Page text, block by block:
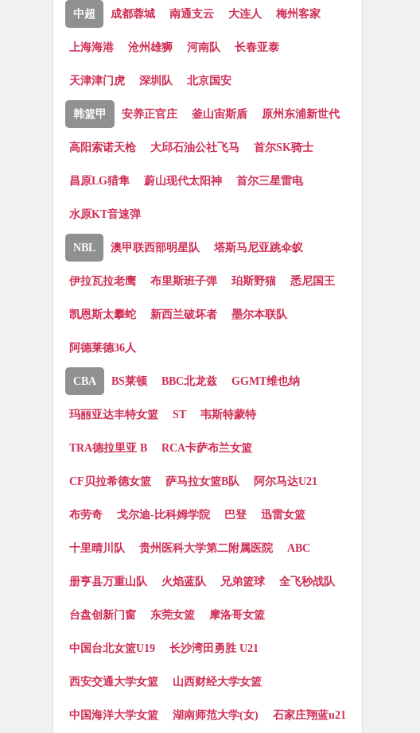
中超 成都蓉城 南通支云 大连人 梅州客家
上海海港 沧州雄狮 河南队 长春亚泰
天津津门虎 深圳队 北京国安
韩篮甲 安养正官庄 釜山宙斯盾 原州东浦新世代
高阳索诺天枪 大邱石油公社飞马 首尔SK骑士
昌原LG猎隼 蔚山现代太阳神 首尔三星雷电
水原KT音速弹
NBL 澳甲联西部明星队 塔斯马尼亚跳伞蚁
伊拉瓦拉老鹰 布里斯班子弹 珀斯野猫 悉尼国王
凯恩斯太攀蛇 新西兰破坏者 墨尔本联队
阿德莱德36人
CBA BS莱顿 BBC北龙兹 GGMT维也纳
玛丽亚达丰特女篮 ST 韦斯特蒙特
TRA德拉里亚 B RCA卡萨布兰女篮
CF贝拉希德女篮 萨马拉女篮B队 阿尔马达U21
布劳奇 戈尔迪-比科姆学院 巴登 迅雷女篮
十里晴川队 贵州医科大学第二附属医院 ABC
册亨县万重山队 火焰蓝队 兄弟篮球 全飞秒战队
台盘创新门窗 东莞女篮 摩洛哥女篮
中国台北女篮U19 长沙湾田勇胜 U21
西安交通大学女篮 山西财经大学女篮
中国海洋大学女篮 湖南师范大学(女) 石家庄翔蓝u21